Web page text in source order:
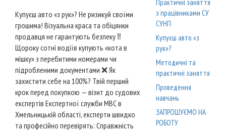
Купуєш авто «з рук»? Не ризикуй своїми
грошима! Візуальна краса та обіцянки
продавця не гарантують безпеку ‼️
Щороку сотні водіїв купують «кота в
мішку» з перебитими номерами чи
підробленими документами ❌ Як
захистити себе на 100%? Твій перший
крок перед покупкою — візит до судових
експертів Експертної служби МВС в
Хмельницькій області, експерти швидко
та професійно перевірять: Справжність
Практичні заняття
з працівниками СУ
СУНП
Купуєш авто «з
рук»?
Методичні та
практичні заняття
Проведення
навчань
ЗАПРОШУЄМО НА
РОБОТУ